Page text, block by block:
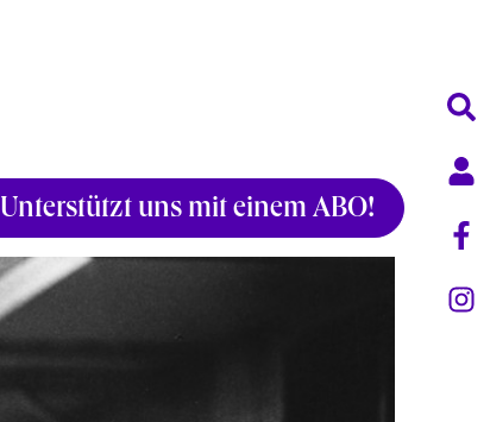
Unterstützt uns mit einem ABO!